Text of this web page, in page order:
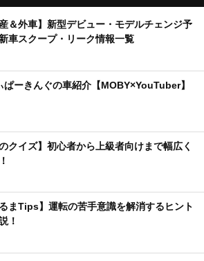
産＆外車】新型デビュー・モデルチェンジ予
車スクープ・リーク情報一覧
ぱーきんぐの車紹介【MOBY×YouTuber】
のクイズ】初心者から上級者向けまで幅広く
るまTips】運転の苦手意識を解消するヒント
！